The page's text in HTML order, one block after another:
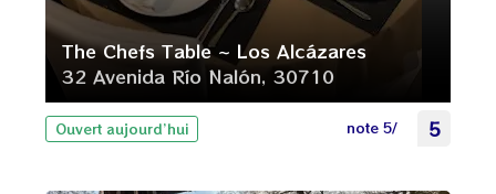
The Chefs Table ~ Los Alcázares
32 Avenida Río Nalón, 30710
Ouvert aujourd’hui note 5/ 5